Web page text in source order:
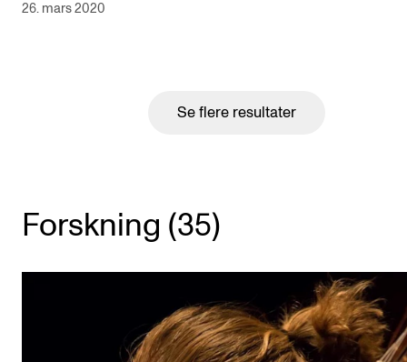
26. mars 2020
Se flere resultater
Forskning (35)